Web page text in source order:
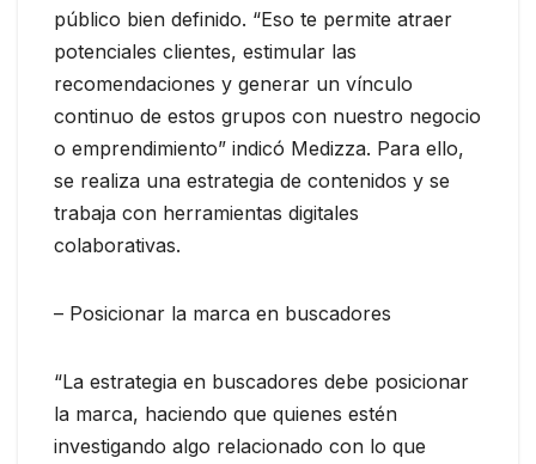
público bien definido. “Eso te permite atraer
potenciales clientes, estimular las
recomendaciones y generar un vínculo
continuo de estos grupos con nuestro negocio
o emprendimiento” indicó Medizza. Para ello,
se realiza una estrategia de contenidos y se
trabaja con herramientas digitales
colaborativas.
– Posicionar la marca en buscadores
“La estrategia en buscadores debe posicionar
la marca, haciendo que quienes estén
investigando algo relacionado con lo que